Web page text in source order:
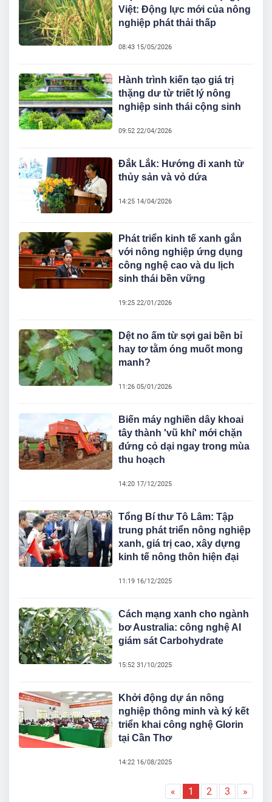
Việt: Động lực mới của nông
nghiệp phát thải thấp
08:43 15/05/2026
Hành trình kiến tạo giá trị
thặng dư từ triết lý nông
nghiệp sinh thái cộng sinh
09:52 22/04/2026
Đắk Lắk: Hướng đi xanh từ
thủy sản và vỏ dứa
14:25 14/04/2026
Phát triển kinh tế xanh gắn
với nông nghiệp ứng dụng
công nghệ cao và du lịch
sinh thái bền vững
19:25 22/01/2026
Dệt no ấm từ sợi gai bền bỉ
hay tơ tằm óng muốt mong
manh?
11:26 05/01/2026
Biến máy nghiền dây khoai
tây thành 'vũ khí' mới chặn
đứng cỏ dại ngay trong mùa
thu hoạch
14:20 17/12/2025
Tổng Bí thư Tô Lâm: Tập
trung phát triển nông nghiệp
xanh, giá trị cao, xây dựng
kinh tế nông thôn hiện đại
11:19 16/12/2025
Cách mạng xanh cho ngành
bơ Australia: công nghệ AI
giám sát Carbohydrate
15:52 31/10/2025
Khởi động dự án nông
nghiệp thông minh và ký kết
triển khai công nghệ Glorin
tại Cần Thơ
14:22 16/08/2025
« 1 2 3 »